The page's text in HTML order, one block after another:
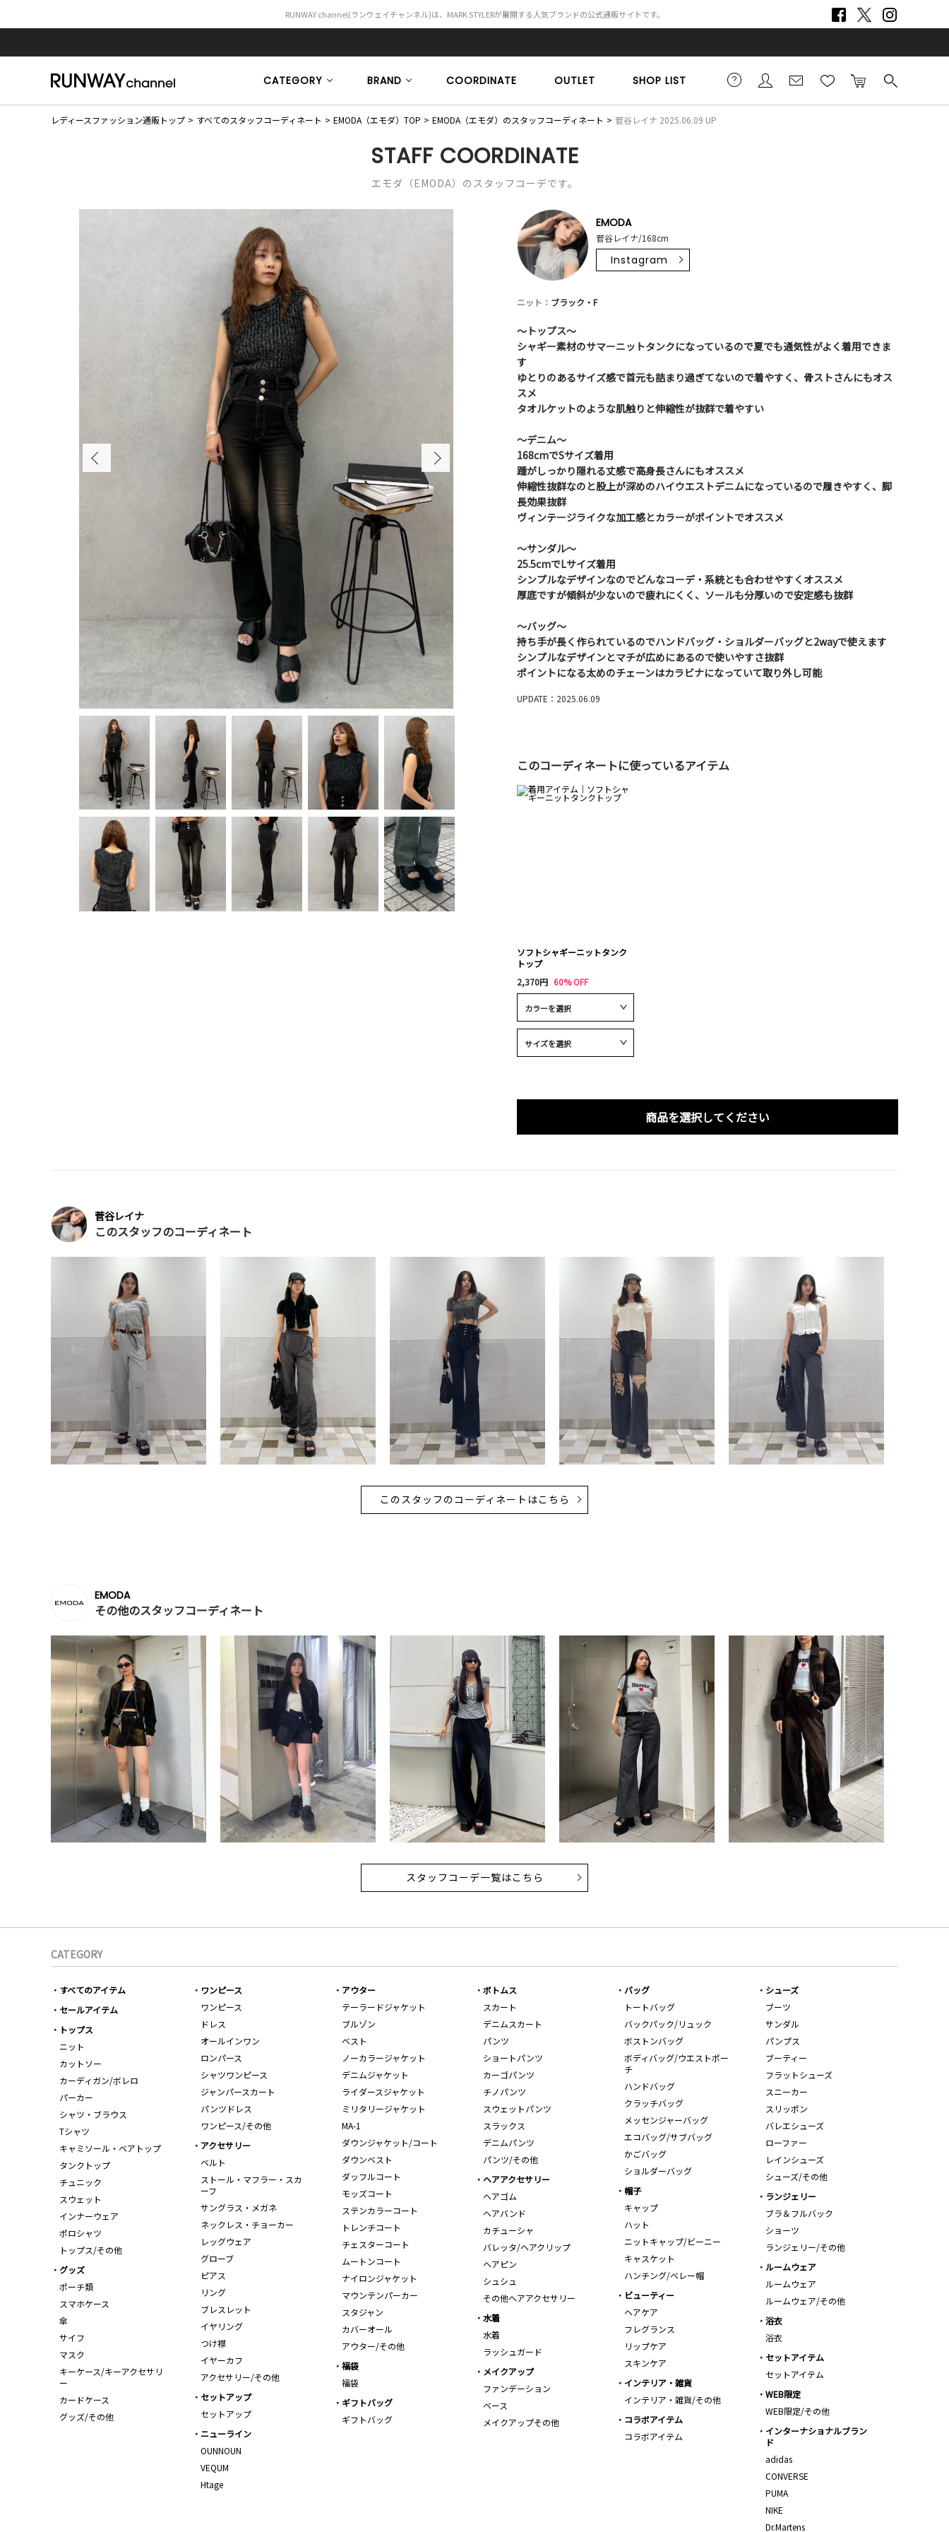
RUNWAY channel(ランウェイチャンネル)は、MARK STYLERが展開する人気ブランドの公式通販サイトです。
CATEGORY BRAND COORDINATE OUTLET SHOP LIST
レディースファッション通販トップ すべてのスタッフコーディネート EMODA（エモダ）TOP EMODA（エモダ）のスタッフコーディネート 菅谷レイナ 2025.06.09 UP
STAFF COORDINATE
エモダ（EMODA）のスタッフコーデです。
EMODA
菅谷レイナ/168cm
Instagram
ニット： ブラック・F
～トップス～
シャギー素材のサマーニットタンクになっているので夏でも通気性がよく着用できま
す
ゆとりのあるサイズ感で首元も詰まり過ぎてないので着やすく、骨ストさんにもオス
スメ
タオルケットのような肌触りと伸縮性が抜群で着やすい
〜デニム〜
168cmでSサイズ着用
踵がしっかり隠れる丈感で高身長さんにもオススメ
伸縮性抜群なのと股上が深めのハイウエストデニムになっているので履きやすく、脚
長効果抜群
ヴィンテージライクな加工感とカラーがポイントでオススメ
〜サンダル〜
25.5cmでLサイズ着用
シンプルなデザインなのでどんなコーデ・系統とも合わせやすくオススメ
厚底ですが傾斜が少ないので疲れにくく、ソールも分厚いので安定感も抜群
～バッグ～
持ち手が長く作られているのでハンドバッグ・ショルダーバッグと2wayで使えます
シンプルなデザインとマチが広めにあるので使いやすさ抜群
ポイントになる太めのチェーンはカラビナになっていて取り外し可能
UPDATE：2025.06.09
このコーディネートに使っているアイテム
ソフトシャギーニットタンク
トップ
2,370円 60% OFF
商品を選択してください
菅谷レイナ
このスタッフのコーディネート
このスタッフのコーディネートはこちら
EMODA
その他のスタッフコーディネート
スタッフコーデ一覧はこちら
CATEGORY
すべてのアイテム
セールアイテム
トップス
ニット
カットソー
カーディガン/ボレロ
パーカー
シャツ・ブラウス
Tシャツ
キャミソール・ベアトップ
タンクトップ
チュニック
スウェット
インナーウェア
ポロシャツ
トップス/その他
ワンピース
ワンピース
ドレス
オールインワン
ロンパース
シャツワンピース
ジャンパースカート
パンツドレス
ワンピース/その他
アウター
テーラードジャケット
ブルゾン
ベスト
ノーカラージャケット
デニムジャケット
ライダースジャケット
ミリタリージャケット
MA-1
ダウンジャケット/コート
ダウンベスト
ダッフルコート
モッズコート
ステンカラーコート
トレンチコート
チェスターコート
ムートンコート
ナイロンジャケット
マウンテンパーカー
スタジャン
カバーオール
アウター/その他
ボトムス
スカート
デニムスカート
パンツ
ショートパンツ
カーゴパンツ
チノパンツ
スウェットパンツ
スラックス
デニムパンツ
パンツ/その他
バッグ
トートバッグ
バックパック/リュック
ボストンバッグ
ボディバッグ/ウエストポー
チ
ハンドバッグ
クラッチバッグ
メッセンジャーバッグ
エコバッグ/サブバッグ
かごバッグ
ショルダーバッグ
シューズ
ブーツ
サンダル
パンプス
ブーティー
フラットシューズ
スニーカー
スリッポン
バレエシューズ
ローファー
レインシューズ
シューズ/その他
アクセサリー
ベルト
ストール・マフラー・スカ
ーフ
サングラス・メガネ
ネックレス・チョーカー
レッグウェア
グローブ
ピアス
リング
ブレスレット
イヤリング
つけ襟
イヤーカフ
アクセサリー/その他
ヘアアクセサリー
ヘアゴム
ヘアバンド
カチューシャ
バレッタ/ヘアクリップ
ヘアピン
シュシュ
その他ヘアアクセサリー
帽子
キャップ
ハット
ニットキャップ/ビーニー
キャスケット
ハンチング/ベレー帽
ランジェリー
ブラ＆フルバック
ショーツ
ランジェリー/その他
ルームウェア
ルームウェア
ルームウェア/その他
グッズ
ポーチ類
スマホケース
傘
サイフ
マスク
キーケース/キーアクセサリ
ー
カードケース
グッズ/その他
ビューティー
ヘアケア
フレグランス
リップケア
スキンケア
水着
水着
ラッシュガード
浴衣
浴衣
セットアイテム
セットアイテム
福袋
福袋
メイクアップ
ファンデーション
ベース
メイクアップその他
インテリア・雑貨
インテリア・雑貨/その他
WEB限定
WEB限定/その他
セットアップ
セットアップ
ギフトバッグ
ギフトバッグ
コラボアイテム
コラボアイテム
インターナショナルブラン
ド
adidas
CONVERSE
PUMA
NIKE
Dr.Martens
ニューライン
OUNNOUN
VEQUM
Htage